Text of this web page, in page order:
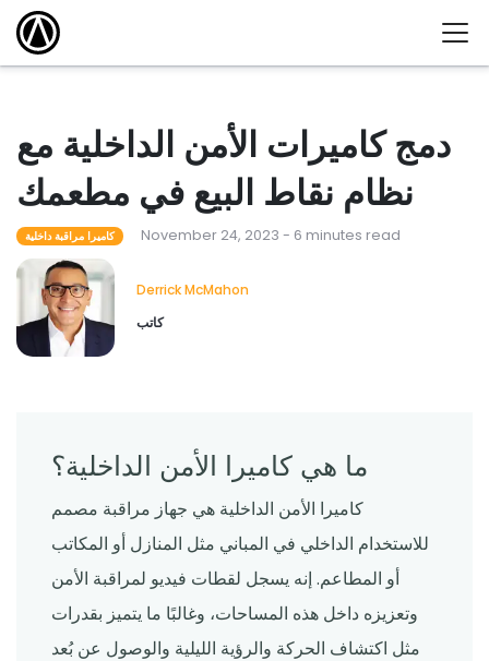
دمج كاميرات الأمن الداخلية مع
نظام نقاط البيع في مطعمك
كاميرا مراقبة داخلية November 24, 2023 - 6 minutes read
Derrick McMahon
كاتب
ما هي كاميرا الأمن الداخلية؟
كاميرا الأمن الداخلية هي جهاز مراقبة مصمم
للاستخدام الداخلي في المباني مثل المنازل أو المكاتب
أو المطاعم. إنه يسجل لقطات فيديو لمراقبة الأمن
وتعزيزه داخل هذه المساحات، وغالبًا ما يتميز بقدرات
مثل اكتشاف الحركة والرؤية الليلية والوصول عن بُعد